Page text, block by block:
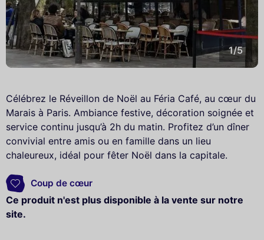
1/5
Célébrez le Réveillon de Noël au Féria Café, au cœur du
Marais à Paris. Ambiance festive, décoration soignée et
service continu jusqu’à 2h du matin. Profitez d’un dîner
convivial entre amis ou en famille dans un lieu
chaleureux, idéal pour fêter Noël dans la capitale.
Coup de cœur
Ce produit n'est plus disponible à la vente sur notre
site.